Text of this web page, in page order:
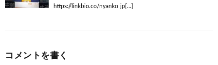
https://linkbio.co/nyanko-jp[…]
コメントを書く